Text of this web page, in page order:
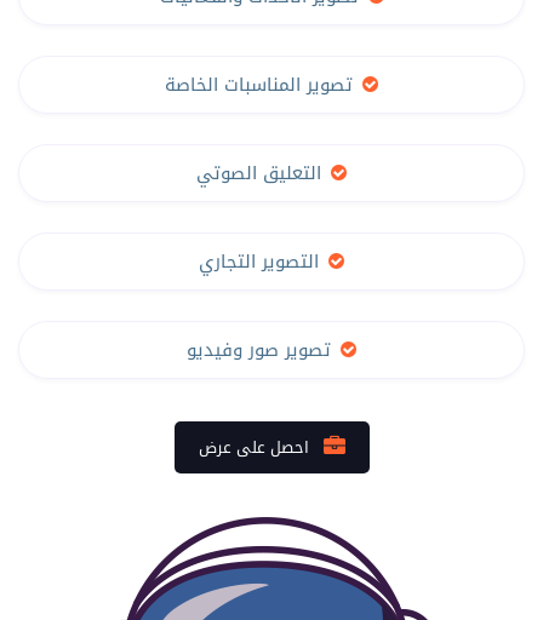
تصوير المناسبات الخاصة
التعليق الصوتي
التصوير التجاري
تصوير صور وفيديو
احصل على عرض